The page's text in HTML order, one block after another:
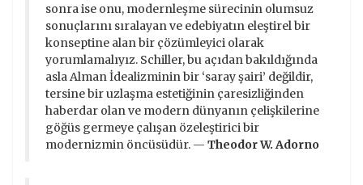
sonra ise onu, modernleşme sürecinin olumsuz
sonuçlarını sıralayan ve edebiyatın eleştirel bir
konseptine alan bir çözümleyici olarak
yorumlamalıyız. Schiller, bu açıdan bakıldığında
asla Alman İdealizminin bir ‘saray şairi’ değildir,
tersine bir uzlaşma estetiğinin çaresizliğinden
haberdar olan ve modern dünyanın çelişkilerine
göğüs germeye çalışan özeleştirici bir
modernizmin öncüsüdür. — Theodor W. Adorno